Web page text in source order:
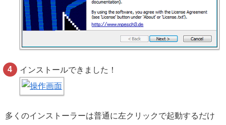
インストールできました！
多くのインストーラーは普通に左クリックで起動するだけ